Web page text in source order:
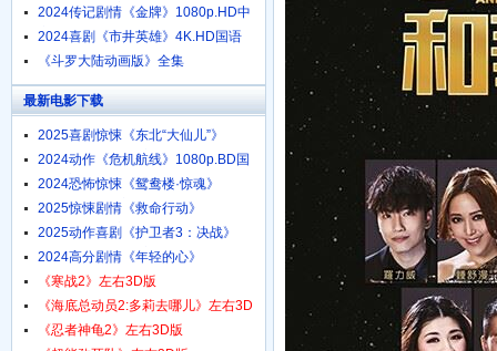
1080p.HD中字
2024传记剧情《金牌》1080p.HD中
字
2024喜剧《市井英雄》4K.HD国语
中字
《斗罗大陆动画版》全集
最新电影下载
2025喜剧惊悚《东北“大仙儿”》
1080p.HD国语中字
2024动作《危机航线》1080p.BD国
语中字
2024恐怖惊悚《鸳鸯楼·惊魂》
4K.HD国语中字
2025惊悚剧情《救命行动》
1080p.HD中字
2025动作喜剧《护卫者3：决战》
1080p.HD国语中字
2024高分剧情《年轻的心》
1080p.HD中字
《寒战2》左右3D版
《海底总动员2:多莉去哪儿》左右3D
版
《忍者神龟2》左右3D版